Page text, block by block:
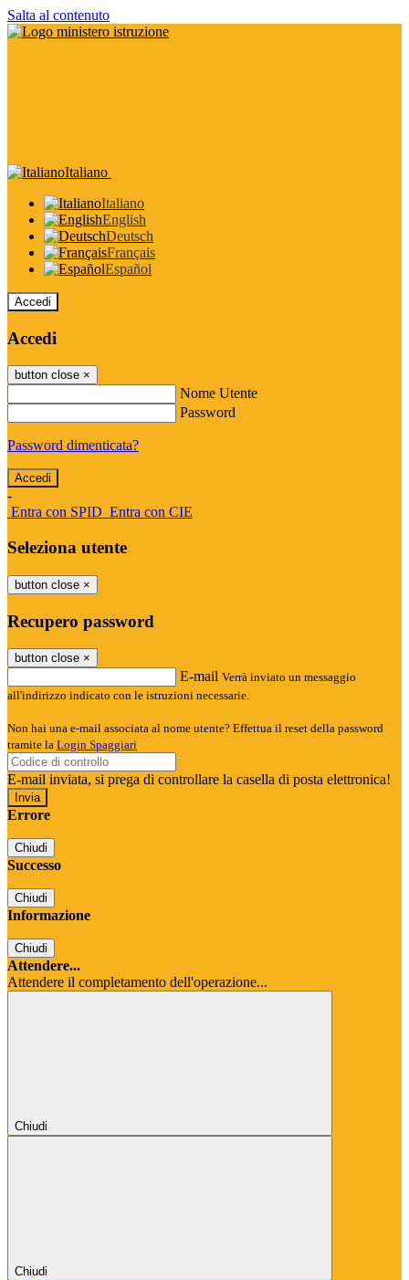
Salta al contenuto
Italiano
Italiano
English
Deutsch
Français
Español
Accedi
Accedi
button close ×
Nome Utente
Password
Password dimenticata?
-
Entra con SPID Entra con CIE
Seleziona utente
button close ×
Recupero password
button close ×
E-mail Verrà inviato un messaggio
all'indirizzo indicato con le istruzioni necessarie.
Non hai una e-mail associata al nome utente? Effettua il reset della password
tramite la Login Spaggiari
E-mail inviata, si prega di controllare la casella di posta elettronica!
Errore
Chiudi
Successo
Chiudi
Informazione
Chiudi
Attendere...
Attendere il completamento dell'operazione...
Chiudi
Chiudi